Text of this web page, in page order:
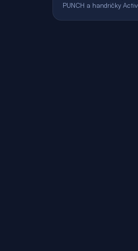
PUNCH a handričky